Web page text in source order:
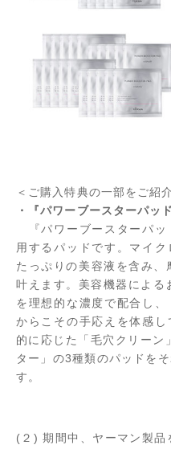
＜ご購入特典の一部をご紹
・『パワーブースターパッ
『パワーブースターパッ
用するパッドです。マイ
たっぷりの美容液を含み、
叶えます。美容機器による
を理想的な濃度で配合し
からこその手応えを体感
的に応じた「毛穴クリーン
ター」の3種類のパッドを
す。
(２) 期間中、ヤーマン製